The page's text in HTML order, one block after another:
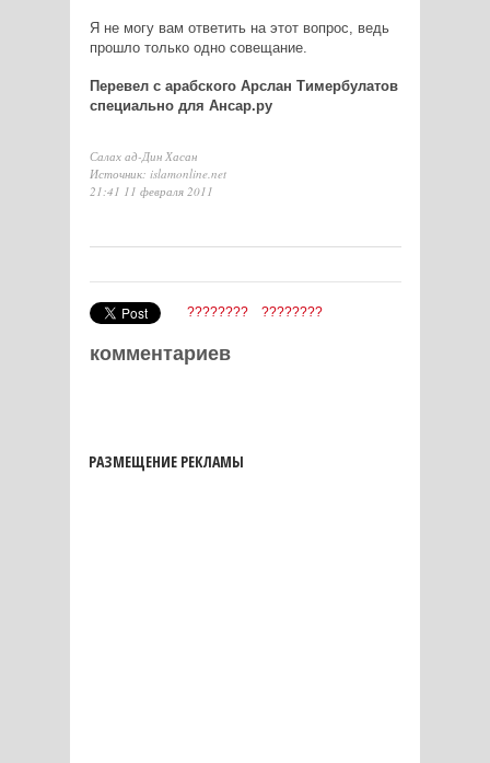
Я не могу вам ответить на этот вопрос, ведь
прошло только одно совещание.
Перевел с арабского Арслан Тимербулатов
специально для Ансар.ру
Салах ад-Дин Хасан
Источник: islamonline.net
21:41 11 февраля 2011
???????? ????????
комментариев
РАЗМЕЩЕНИЕ РЕКЛАМЫ